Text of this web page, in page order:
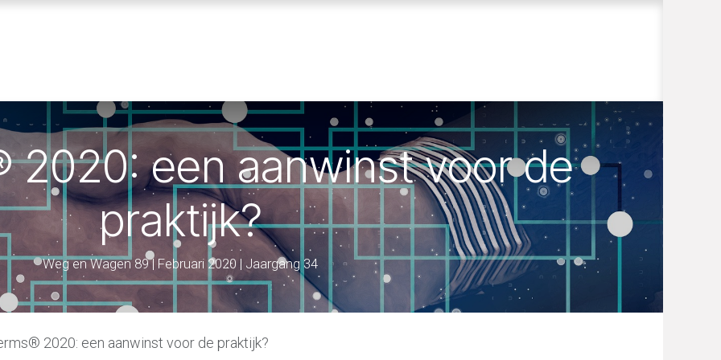
2020: een aanwinst voor de
praktijk?
Weg en Wagen 89 | Februari 2020 | Jaargang 34
2020: een aanwinst voor de praktijk?